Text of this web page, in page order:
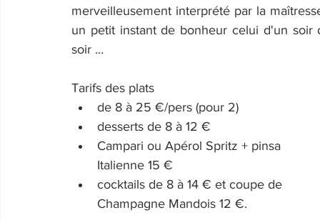
merveilleusement interprété par la
un petit instant de bonheur celui d'un
soir …
Tarifs des plats
de 8 à 25 €/pers (pour 2)
desserts de 8 à 12 €
Campari ou Apérol Spritz + pinsa
Italienne 15 €
cocktails de 8 à 14 € et coupe de
Champagne Mandois 12 €.